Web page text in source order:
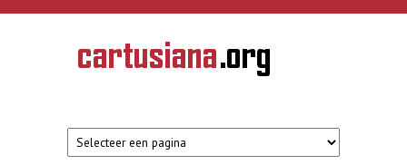
Overslaan en naar de inhoud gaan
CARTUSIANA
Geschiedenis
van de